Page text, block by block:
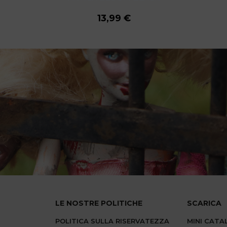
13,99 €
13,99 €
13,99 €
13,99 €
13,99 €
13,99 €
13,99 €
13,99 €
13,99 €
LE NOSTRE POLITICHE
POLITICA SULLA RISERVATEZZA
SCARICA
MINI